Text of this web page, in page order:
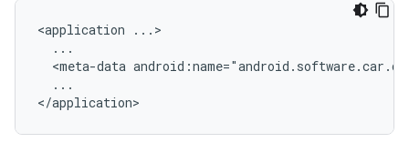
<application
<meta-data
...